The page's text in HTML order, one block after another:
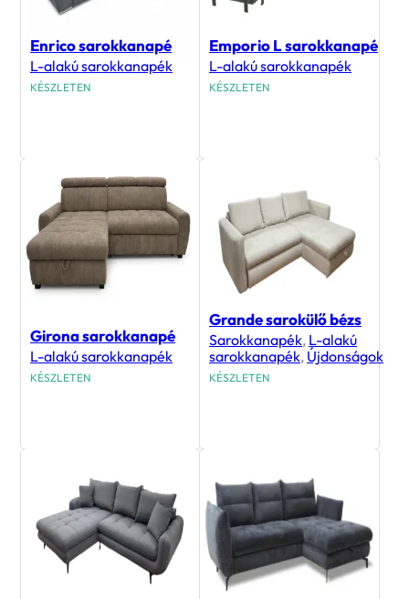
Enrico sarokkanapé
L-alakú sarokkanapék
KÉSZLETEN
Emporio L sarokkanapé
L-alakú sarokkanapék
KÉSZLETEN
Girona sarokkanapé
L-alakú sarokkanapék
KÉSZLETEN
Grande sarokülő bézs
Sarokkanapék, L-alakú
sarokkanapék, Újdonságok
KÉSZLETEN